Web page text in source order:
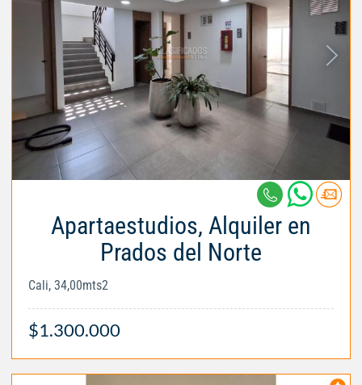
Apartaestudios, Alquiler en
Prados del Norte
Cali, 34,00mts2
$1.300.000